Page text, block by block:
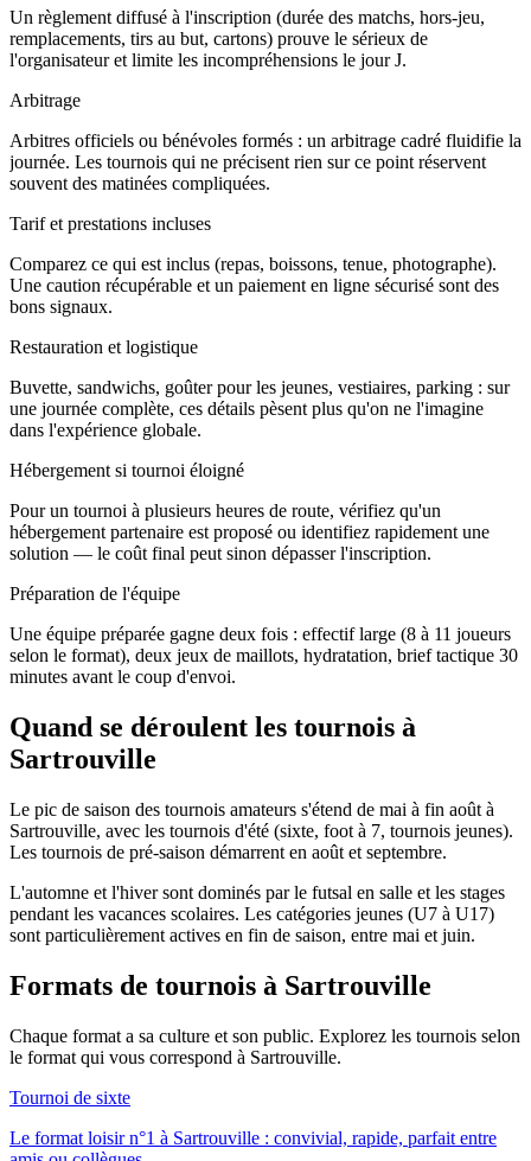
Un règlement diffusé à l'inscription (durée des matchs, hors-jeu,
remplacements, tirs au but, cartons) prouve le sérieux de
l'organisateur et limite les incompréhensions le jour J.
Arbitrage
Arbitres officiels ou bénévoles formés : un arbitrage cadré fluidifie la
journée. Les tournois qui ne précisent rien sur ce point réservent
souvent des matinées compliquées.
Tarif et prestations incluses
Comparez ce qui est inclus (repas, boissons, tenue, photographe).
Une caution récupérable et un paiement en ligne sécurisé sont des
bons signaux.
Restauration et logistique
Buvette, sandwichs, goûter pour les jeunes, vestiaires, parking : sur
une journée complète, ces détails pèsent plus qu'on ne l'imagine
dans l'expérience globale.
Hébergement si tournoi éloigné
Pour un tournoi à plusieurs heures de route, vérifiez qu'un
hébergement partenaire est proposé ou identifiez rapidement une
solution — le coût final peut sinon dépasser l'inscription.
Préparation de l'équipe
Une équipe préparée gagne deux fois : effectif large (8 à 11 joueurs
selon le format), deux jeux de maillots, hydratation, brief tactique 30
minutes avant le coup d'envoi.
Quand se déroulent les tournois à
Sartrouville
Le pic de saison des tournois amateurs s'étend de mai à fin août à
Sartrouville, avec les tournois d'été (sixte, foot à 7, tournois jeunes).
Les tournois de pré-saison démarrent en août et septembre.
L'automne et l'hiver sont dominés par le futsal en salle et les stages
pendant les vacances scolaires. Les catégories jeunes (U7 à U17)
sont particulièrement actives en fin de saison, entre mai et juin.
Formats de tournois à Sartrouville
Chaque format a sa culture et son public. Explorez les tournois selon
le format qui vous correspond à Sartrouville.
Tournoi de sixte
Le format loisir n°1 à Sartrouville : convivial, rapide, parfait entre